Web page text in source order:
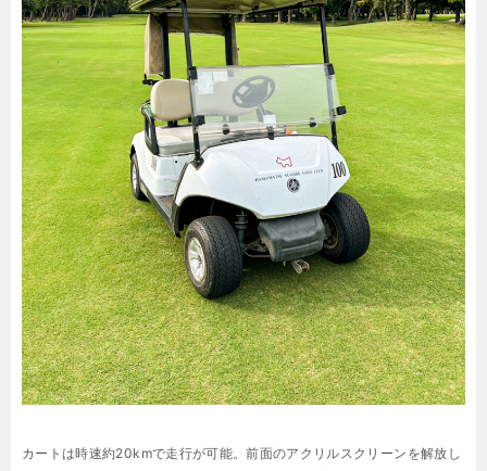
カートは時速約20kmで走行が可能。前面のアクリルスクリーンを解放し